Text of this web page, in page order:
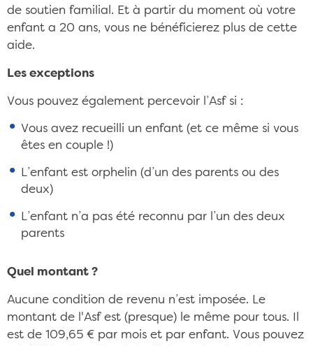
de soutien familial. Et à partir du moment où votre
enfant a 20 ans, vous ne bénéficierez plus de cette
aide.
Les exceptions
Vous pouvez également percevoir l’Asf si :
Vous avez recueilli un enfant (et ce même si vous
êtes en couple !)
L’enfant est orphelin (d’un des parents ou des
deux)
L’enfant n’a pas été reconnu par l’un des deux
parents
Quel montant ?
Aucune condition de revenu n’est imposée. Le
montant de l'Asf est (presque) le même pour tous. Il
est de 109,65 € par mois et par enfant. Vous pouvez